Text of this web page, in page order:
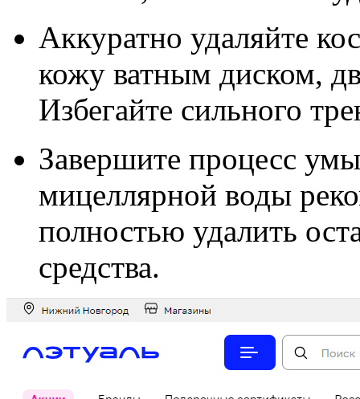
Аккуратно удаляйте
кожу ватным диском,
Избегайте сильного
Завершите процесс
мицеллярной воды
полностью удалить
средства.